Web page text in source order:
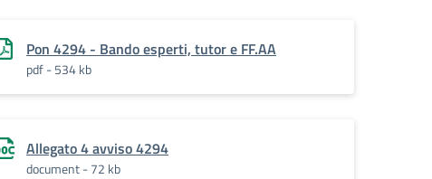
Pon 4294 - Bando esperti, tutor e FF.AA
pdf - 534 kb
Allegato 4 avviso 4294
document - 72 kb